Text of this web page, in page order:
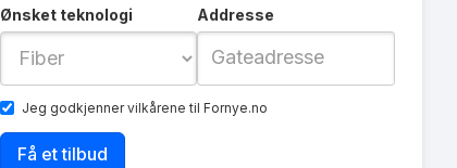
Ønsket teknologi Addresse
Jeg godkjennervilkårene til Fornye.no